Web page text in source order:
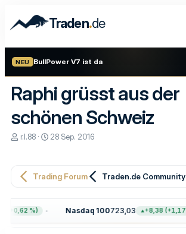
Traden.de
NEU BullPower V7 ist da
Raphi grüsst aus der
schönen Schweiz
E
e
r
r.l.88
E
e
m
28 Sep. 2016
Trading Forum Traden.de Community
(+0,62 %) Nasdaq 100723,03 +8,38 (+1,17